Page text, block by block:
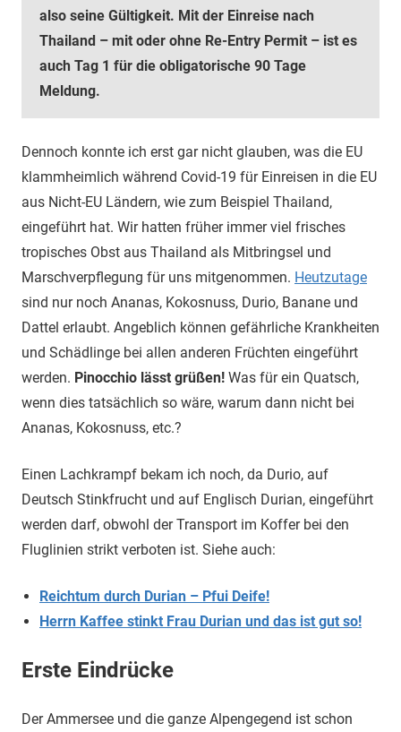
also seine Gültigkeit. Mit der Einreise nach
Thailand – mit oder ohne Re-Entry Permit – ist es
auch Tag 1 für die obligatorische 90 Tage
Meldung.
Dennoch konnte ich erst gar nicht glauben, was die EU
klammheimlich während Covid-19 für Einreisen in die EU
aus Nicht-EU Ländern, wie zum Beispiel Thailand,
eingeführt hat. Wir hatten früher immer viel frisches
tropisches Obst aus Thailand als Mitbringsel und
Marschverpflegung für uns mitgenommen. Heutzutage
sind nur noch Ananas, Kokosnuss, Durio, Banane und
Dattel erlaubt. Angeblich können gefährliche Krankheiten
und Schädlinge bei allen anderen Früchten eingeführt
werden. Pinocchio lässt grüßen! Was für ein Quatsch,
wenn dies tatsächlich so wäre, warum dann nicht bei
Ananas, Kokosnuss, etc.?
Einen Lachkrampf bekam ich noch, da Durio, auf
Deutsch Stinkfrucht und auf Englisch Durian, eingeführt
werden darf, obwohl der Transport im Koffer bei den
Fluglinien strikt verboten ist. Siehe auch:
Reichtum durch Durian – Pfui Deife!
Herrn Kaffee stinkt Frau Durian und das ist gut so!
Erste Eindrücke
Der Ammersee und die ganze Alpengegend ist schon